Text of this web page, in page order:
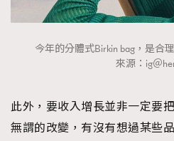
今年的分體式Birkin bag，是合
來源：ig＠
此外，要收入增長並非一定要
無謂的改變，有沒有想過某些